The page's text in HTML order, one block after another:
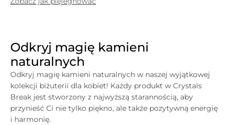
Odkryj magię kamieni
naturalnych
Odkryj magię kamieni naturalnych w naszej wyjątkowej
kolekcji biżuterii dla kobiet! Każdy produkt w Crystals
Break jest stworzony z najwyższą starannością, aby
przynieść Ci nie tylko piękno, ale także pozytywną energię
i harmonię.